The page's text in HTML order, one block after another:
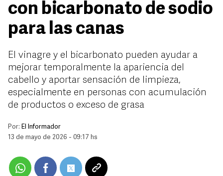
con bicarbonato de sodio
para las canas
El vinagre y el bicarbonato pueden ayudar a
mejorar temporalmente la apariencia del
cabello y aportar sensación de limpieza,
especialmente en personas con acumulación
de productos o exceso de grasa
Por: El Informador
13 de mayo de 2026 - 09:17 hs